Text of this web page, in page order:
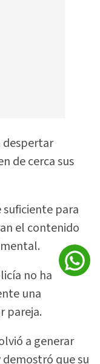
despertar
de cerca sus
suficiente para
el contenido
no ha
una
pareja.
a generar
demostró que su